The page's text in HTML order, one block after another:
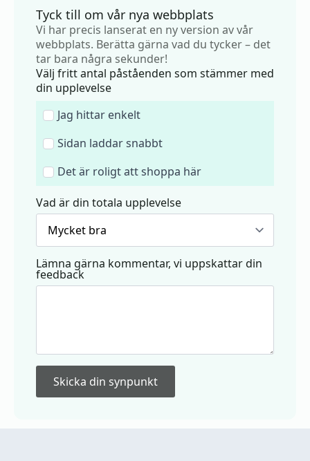
Tyck till om vår nya webbplats
Vi har precis lanserat en ny version av vår
webbplats. Berätta gärna vad du tycker – det
tar bara några sekunder!
Välj fritt antal påståenden som stämmer med
din upplevelse
Jag hittar enkelt
Sidan laddar snabbt
Det är roligt att shoppa här
Vad är din totala upplevelse
Lämna gärna kommentar, vi uppskattar din
feedback
Skicka din synpunkt